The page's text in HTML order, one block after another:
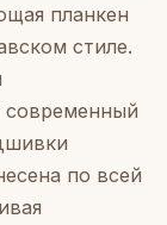
планкен
стиле.
современный
по всей